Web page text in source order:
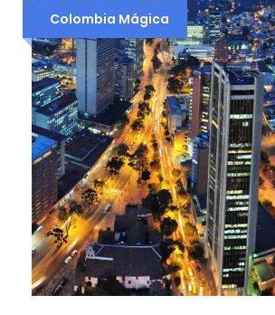
$59 $42
Colombia Mágica